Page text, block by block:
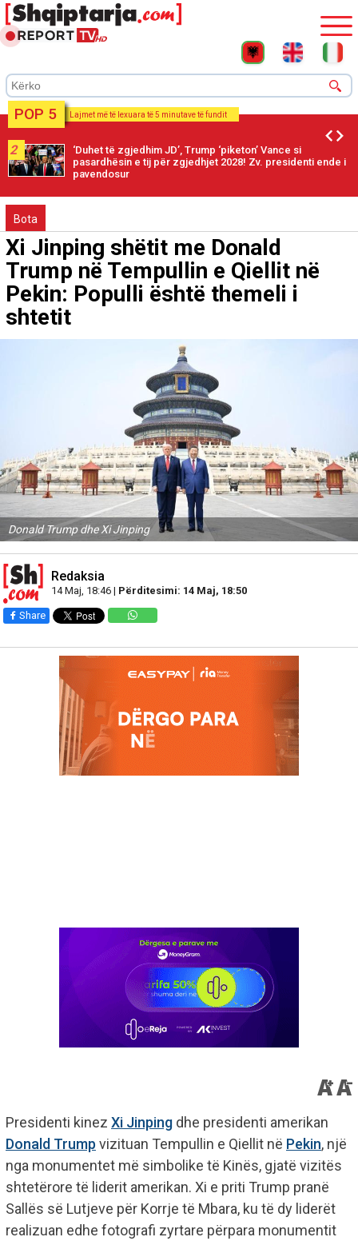
POP 5 Lajmet më të lexuara të 5 minutave të fundit
2
‘Duhet të zgjedhim JD’, Trump ‘piketon’ Vance si
pasardhësin e tij për zgjedhjet 2028! Zv. presidenti ende i
pavendosur
Bota
Xi Jinping shëtit me Donald
Trump në Tempullin e Qiellit në
Pekin: Populli është themeli i
shtetit
Donald Trump dhe Xi Jinping
Redaksia
14 Maj, 18:46 | Përditesimi: 14 Maj, 18:50
Share
Presidenti kinez Xi Jinping dhe presidenti amerikan
Donald Trump vizituan Tempullin e Qiellit në Pekin, një
nga monumentet më simbolike të Kinës, gjatë vizitës
shtetërore të liderit amerikan. Xi e priti Trump pranë
Sallës së Lutjeve për Korrje të Mbara, ku të dy liderët
realizuan edhe fotografi zyrtare përpara monumentit